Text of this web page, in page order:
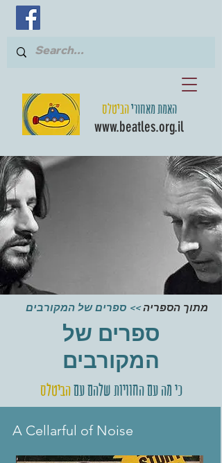
האמת מאחוריהביטלס
www.beatles.org.il
מתוך הספריה>> ספרים של המקורבים
ספרים של
המקורבים
כי מה עם החוויות שלהם עםהביטלס
A Cellarful of Noise